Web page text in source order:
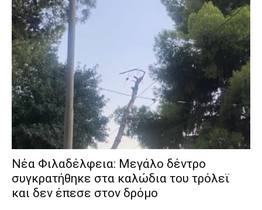
Νέα Φιλαδέλφεια: Μεγάλο δέντρο
συγκρατήθηκε στα καλώδια του τρόλεϊ
και δεν έπεσε στον δρόμο